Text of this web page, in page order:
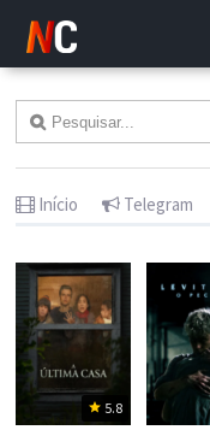
Início Telegram
5.8